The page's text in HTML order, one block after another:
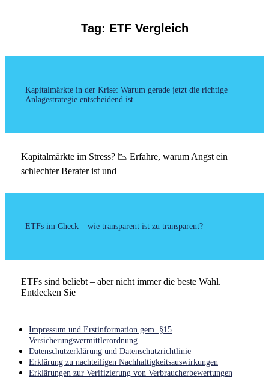
Tag: ETF Vergleich
Kapitalmärkte in der Krise: Warum gerade jetzt die richtige
Anlagestrategie entscheidend ist
Kapitalmärkte im Stress? 📉 Erfahre, warum Angst ein
schlechter Berater ist und
ETFs im Check – wie transparent ist zu transparent?
ETFs sind beliebt – aber nicht immer die beste Wahl.
Entdecken Sie
Impressum und Erstinformation gem. §15
Versicherungsvermittlerordnung
Datenschutzerklärung und Datenschutzrichtlinie
Erklärung zu nachteiligen Nachhaltigkeitsauswirkungen
Erklärungen zur Verifizierung von Verbraucherbewertungen